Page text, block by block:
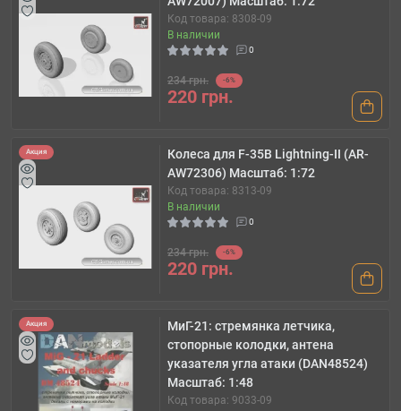
Код товара: 8308-09
В наличии
0
234 грн. -6%
220 грн.
Акция
Колеса для F-35B Lightning-II (AR-
AW72306) Масштаб: 1:72
Код товара: 8313-09
В наличии
0
234 грн. -6%
220 грн.
Акция
МиГ-21: стремянка летчика,
стопорные колодки, антена
указателя угла атаки (DAN48524)
Масштаб: 1:48
Код товара: 9033-09